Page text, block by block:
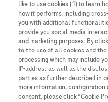
informasjon som muligens ikke er i
prosess, regulering, registrering
Roche har ikke alltid mulighet til å
vil fjerne villedende eller
Vi har ikke ansvar for innhold på
Kopiering av materiale fra dette
tillatt uten avtale. Nettstedet
innhold er merket.
Dette nettstedet er ikke beregnet
like to use cookies (1) to learn
how it performs, including
you with additional
provide you social media
and marketing purposes. By
to the use of all cookies and
processing which may include
IP-address as well as the
parties as further described in
more information, configuration
consent, please click “Cookie